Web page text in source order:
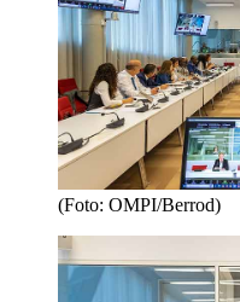
(Foto: OMPI/Berrod)